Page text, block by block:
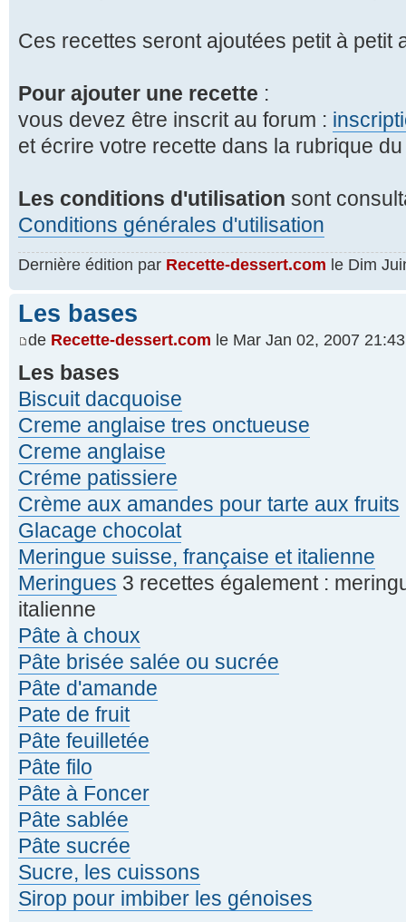
Ces recettes seront ajoutées petit à petit
Pour ajouter une recette :
vous devez être inscrit au forum :
et écrire votre recette dans la rubrique
Les conditions d'utilisation sont
Conditions générales d'utilisation
Dernière édition par Recette-dessert.com le Dim
Les bases
de Recette-dessert.com le Mar Jan 02, 2007 21:43
Les bases
Biscuit dacquoise
Creme anglaise tres onctueuse
Creme anglaise
Créme patissiere
Crème aux amandes pour tarte aux fruits
Glacage chocolat
Meringue suisse, française et italienne
Meringues 3 recettes également :
italienne
Pâte à choux
Pâte brisée salée ou sucrée
Pâte d'amande
Pate de fruit
Pâte feuilletée
Pâte filo
Pâte à Foncer
Pâte sablée
Pâte sucrée
Sucre, les cuissons
Sirop pour imbiber les génoises